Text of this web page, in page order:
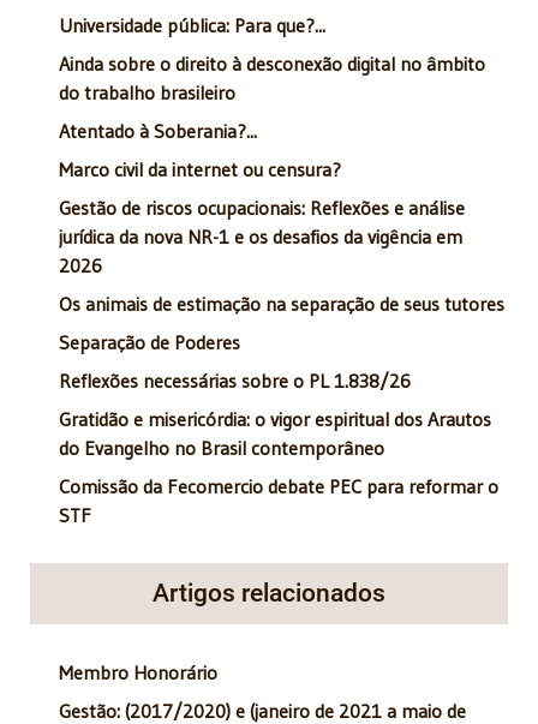
Universidade pública: Para que?...
Ainda sobre o direito à desconexão digital no âmbito
do trabalho brasileiro
Atentado à Soberania?...
Marco civil da internet ou censura?
Gestão de riscos ocupacionais: Reflexões e análise
jurídica da nova NR-1 e os desafios da vigência em
2026
Os animais de estimação na separação de seus tutores
Separação de Poderes
Reflexões necessárias sobre o PL 1.838/26
Gratidão e misericórdia: o vigor espiritual dos Arautos
do Evangelho no Brasil contemporâneo
Comissão da Fecomercio debate PEC para reformar o
STF
Artigos relacionados
Membro Honorário
Gestão: (2017/2020) e (janeiro de 2021 a maio de